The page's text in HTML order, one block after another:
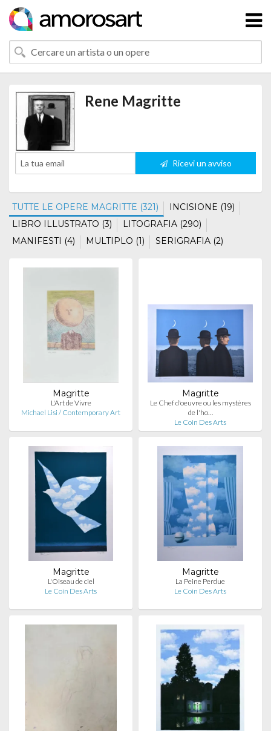
Rene Magritte
Ricevi un avviso
TUTTE LE OPERE MAGRITTE (321)
INCISIONE (19)
LIBRO ILLUSTRATO (3)
LITOGRAFIA (290)
MANIFESTI (4)
MULTIPLO (1) SERIGRAFIA (2)
Magritte
L'Art de Vivre
Michael Lisi / Contemporary Art
Magritte
Le Chef d'oeuvre ou les mystères
de l'ho…
Le Coin Des Arts
Magritte
L'Oiseau de ciel
Le Coin Des Arts
Magritte
La Peine Perdue
Le Coin Des Arts